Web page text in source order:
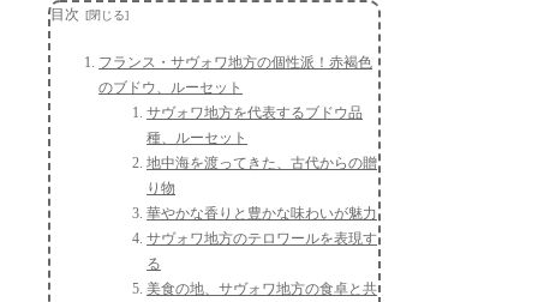
目次
フランス・サヴォワ地方の個性派！赤褐色
のブドウ、ルーセット
サヴォワ地方を代表するブドウ品
種、ルーセット
地中海を渡ってきた、古代からの贈
り物
華やかな香りと豊かな味わいが魅力
サヴォワ地方のテロワールを表現す
る
美食の地、サヴォワ地方の食卓と共